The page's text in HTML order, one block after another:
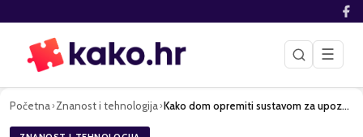
☰
Početna›Znanost i tehnologija› Kako dom opremiti sustavom za upozorenje od požara